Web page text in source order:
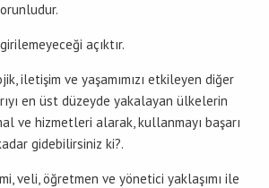
açıktır.
iletişim ve yaşamımızı etkileyen diğer
en üst düzeyde yakalayan ülkelerin
ve hizmetleri alarak, kullanmayı başarı
gidebilirsiniz ki?.
veli, öğretmen ve yönetici yaklaşımı ile